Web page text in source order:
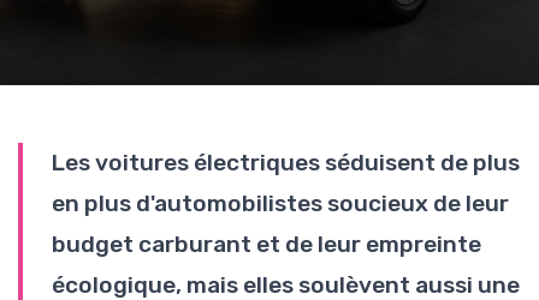
Les voitures électriques séduisent de plus
en plus d'automobilistes soucieux de leur
budget carburant et de leur empreinte
écologique, mais elles soulèvent aussi une